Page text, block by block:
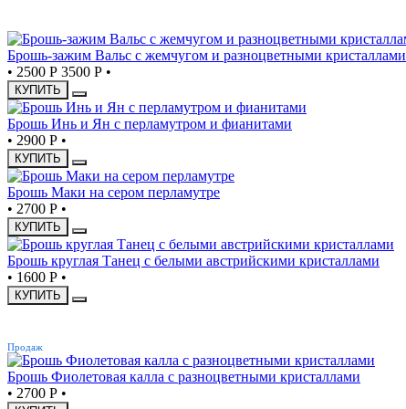
Брошь-зажим Вальс с жемчугом и разноцветными кристаллами
• 2500 Р 3500 Р •
КУПИТЬ
Брошь Инь и Ян с перламутром и фианитами
• 2900 Р •
КУПИТЬ
Брошь Маки на сером перламутре
• 2700 Р •
КУПИТЬ
Брошь круглая Танец с белыми австрийскими кристаллами
• 1600 Р •
КУПИТЬ
Продаж
Брошь Фиолетовая калла с разноцветными кристаллами
• 2700 Р •